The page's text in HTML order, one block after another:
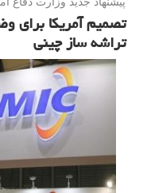
تصمیم آمریکا برای
تراشه ساز چینی